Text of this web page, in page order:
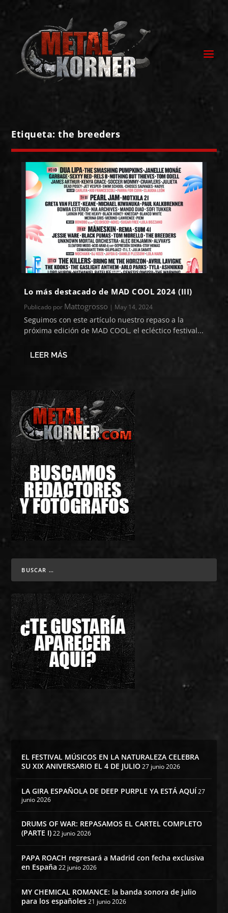
Etiqueta:the breeders
Lo más destacado de MAD COOL 2024 (III)
Publicado por Mattogrosso | May 14, 2024
Seguimos con este artículo nuestro repaso a la
próxima edición de MAD COOL, el ecléctico festival...
LEER MÁS
EL FESTIVAL MÚSICOS EN LA NATURALEZA CELEBRA
SU XIX ANIVERSARIO EL 4 DE JULIO 27 junio 2026
LA GIRA ESPAÑOLA DE DEEP PURPLE YA ESTÁ AQUÍ27
junio 2026
DRUMS OF WAR: REPASAMOS EL CARTEL COMPLETO
(PARTE I) 22 junio 2026
PAPA ROACH regresará a Madrid con fecha exclusiva
en España 22 junio 2026
MY CHEMICAL ROMANCE: la banda sonora de julio
para los españoles 21 junio 2026